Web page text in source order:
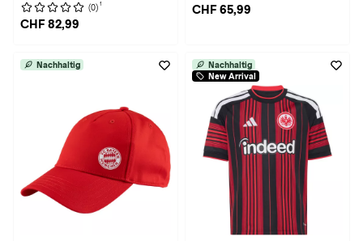
(0) 1
CHF 82,99
CHF 65,99
Nachhaltig
Nachhaltig
New Arrival